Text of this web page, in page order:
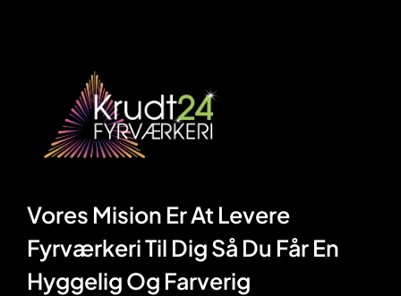
Vores Mision Er At Levere
Fyrværkeri Til Dig Så Du Får En
Hyggelig Og Farverig